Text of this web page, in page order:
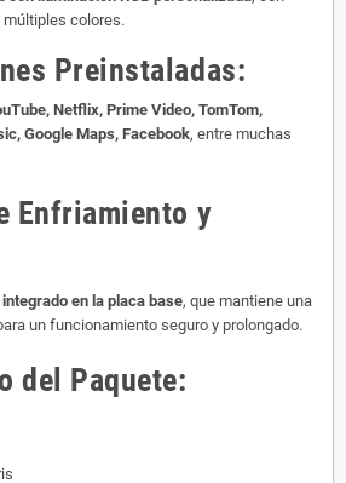
colores.
Preinstaladas:
Netflix, Prime Video, TomTom,
Google Maps, Facebook, entre muchas
Enfriamiento y
en la placa base, que mantiene una
un funcionamiento seguro y prolongado.
del Paquete: